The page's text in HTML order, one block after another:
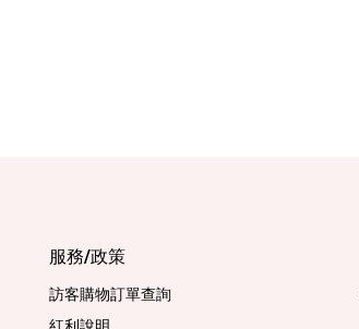
服務/政策
訪客購物訂單查詢
紅利說明